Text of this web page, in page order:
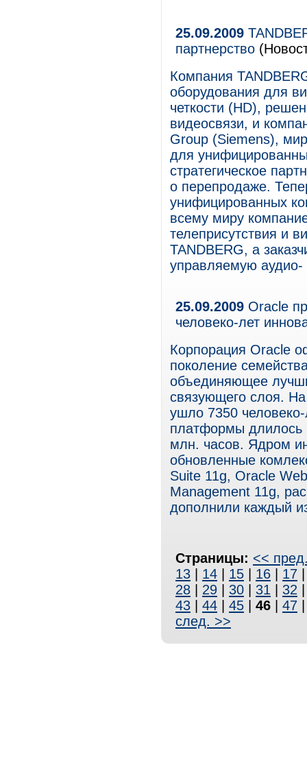
25.09.2009
партнерство
Компания
оборудования для
четкости (HD),
видеосвязи, и
Group (Siemens),
для
стратегическое
о перепродаже.
унифицированных
всему миру
телеприсутствия и
TANDBERG, а
управляемую аудио-
25.09.2009 Oracle
человеко-лет
Корпорация Oracle
поколение
объединяющее
связующего слоя.
ушло 7350 человеко-
платформы длилось
млн. часов. Ядром
обновленные
Suite 11g, Oracle
Management 11g,
дополнили каждый
Страницы: <<
13
14 15 16 17
28
29 30 31 32
43
44 45 46 47
след. >>